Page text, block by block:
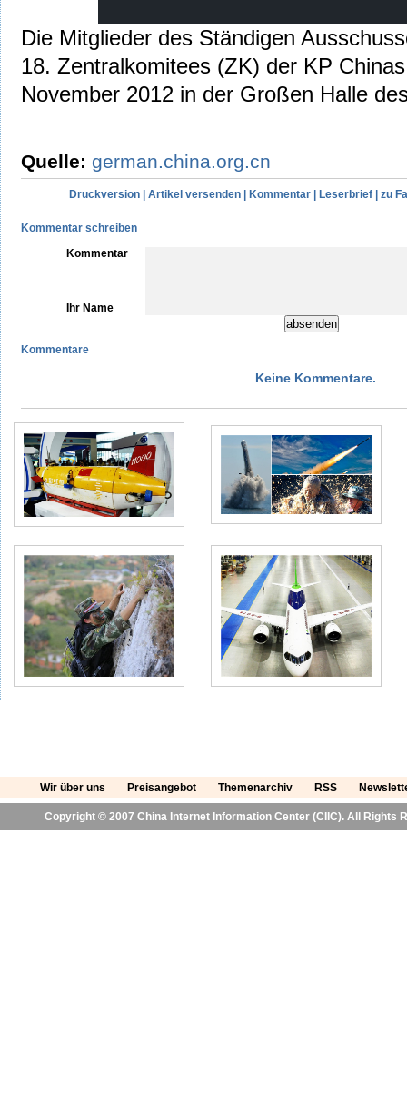
Die Mitglieder des Ständigen
18. Zentralkomitees (ZK) der KP
November 2012 in der Großen Halle
Quelle: german.china.org.cn
Druckversion Artikel versenden Kommentar Leserbrief zu
Kommentar schreiben
Kommentar
Ihr Name
Kommentare
Keine Kommentare.